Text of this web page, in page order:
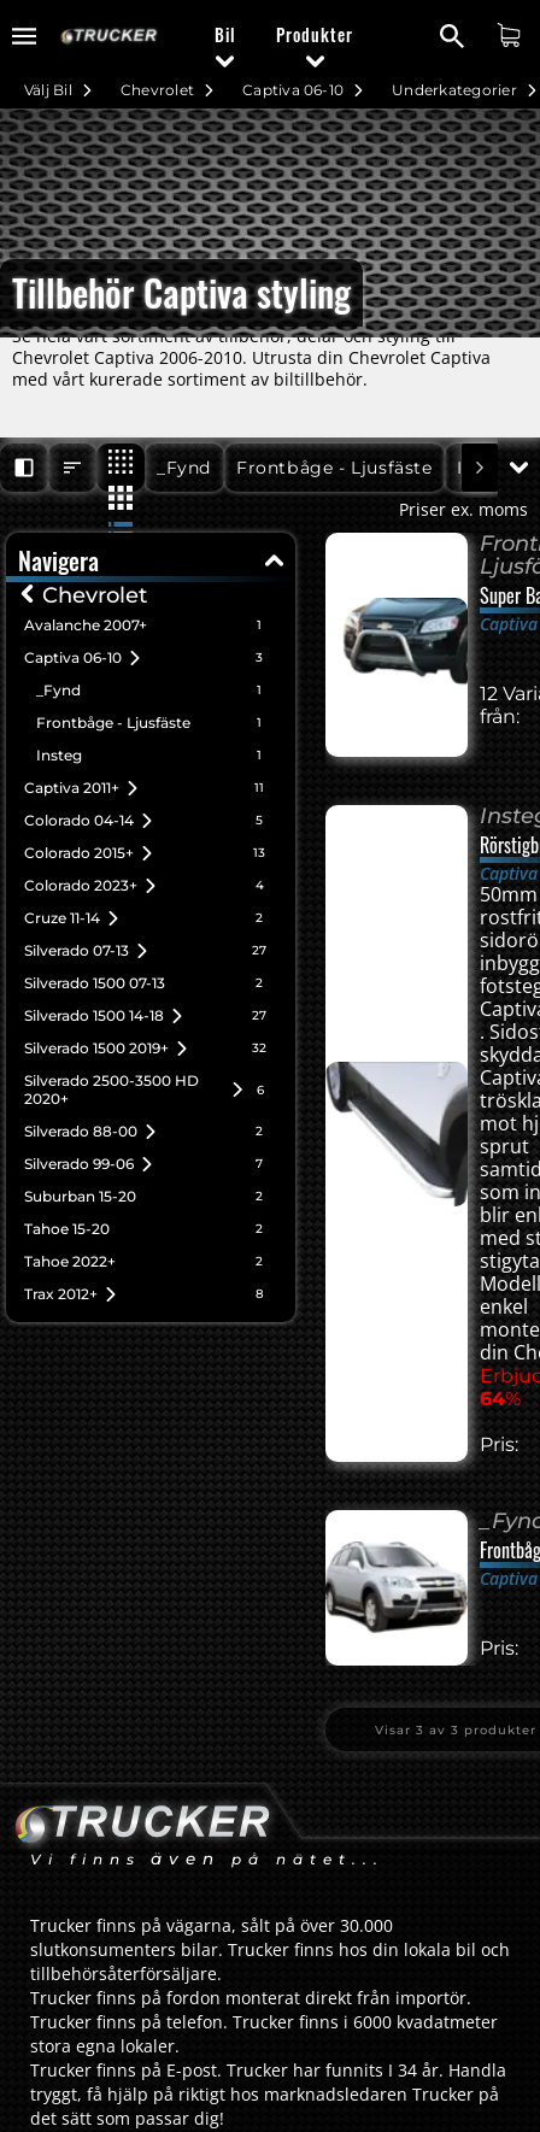
Bil Produkter
Underkategorier
Captiva 06-10
Chevrolet
Välj Bil
Tillbehör Captiva styling
Se hela vårt sortiment av tillbehör, delar och styling till
Chevrolet Captiva 2006-2010. Utrusta din Chevrolet Captiva
med vårt kurerade sortiment av biltillbehör.
Captiva 06-10
_Fynd
Captiva 06-10
Frontbåge - Ljusfäste
Captiva
Insteg
Priser ex. moms
Navigera
Chevrolet
Avalanche 2007+ 1
Captiva 06-10 3
_Fynd 1
Frontbåge - Ljusfäste 1
Insteg 1
Captiva 2011+ 11
Colorado 04-14 5
Colorado 2015+ 13
Colorado 2023+ 4
Cruze 11-14 2
Silverado 07-13 27
Silverado 1500 07-13 2
Silverado 1500 14-18 27
Silverado 1500 2019+ 32
Silverado 2500-3500 HD
2020+
6
Silverado 88-00 2
Silverado 99-06 7
Suburban 15-20 2
Tahoe 15-20 2
Tahoe 2022+ 2
Trax 2012+ 8
Super
12
från:
50mm
.
mot
sprut
som
blir
med
enkel
din
64%
Pris:
Pris:
Visar 3 av 3 produkter
Vi finns även på nätet...
Trucker finns på vägarna, sålt på över 30.000
slutkonsumenters bilar. Trucker finns hos din lokala bil och
tillbehörsåterförsäljare.
Trucker finns på fordon monterat direkt från importör.
Trucker finns på telefon. Trucker finns i 6000 kvadatmeter
stora egna lokaler.
Trucker finns på E-post. Trucker har funnits I 34 år. Handla
tryggt, få hjälp på riktigt hos marknadsledaren Trucker på
det sätt som passar dig!